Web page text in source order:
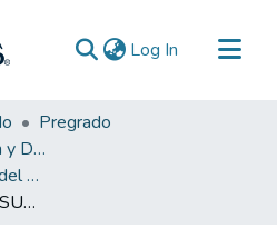
Log In (current)
Pregrado
Facultad de Producción y Diseño
Tecnología en Gestión del Diseño Textil y de Moda
Creación de la marca NSUR21